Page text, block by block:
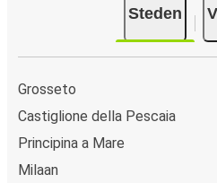
Steden
Grosseto
Castiglione della Pescaia
Principina a Mare
Milaan